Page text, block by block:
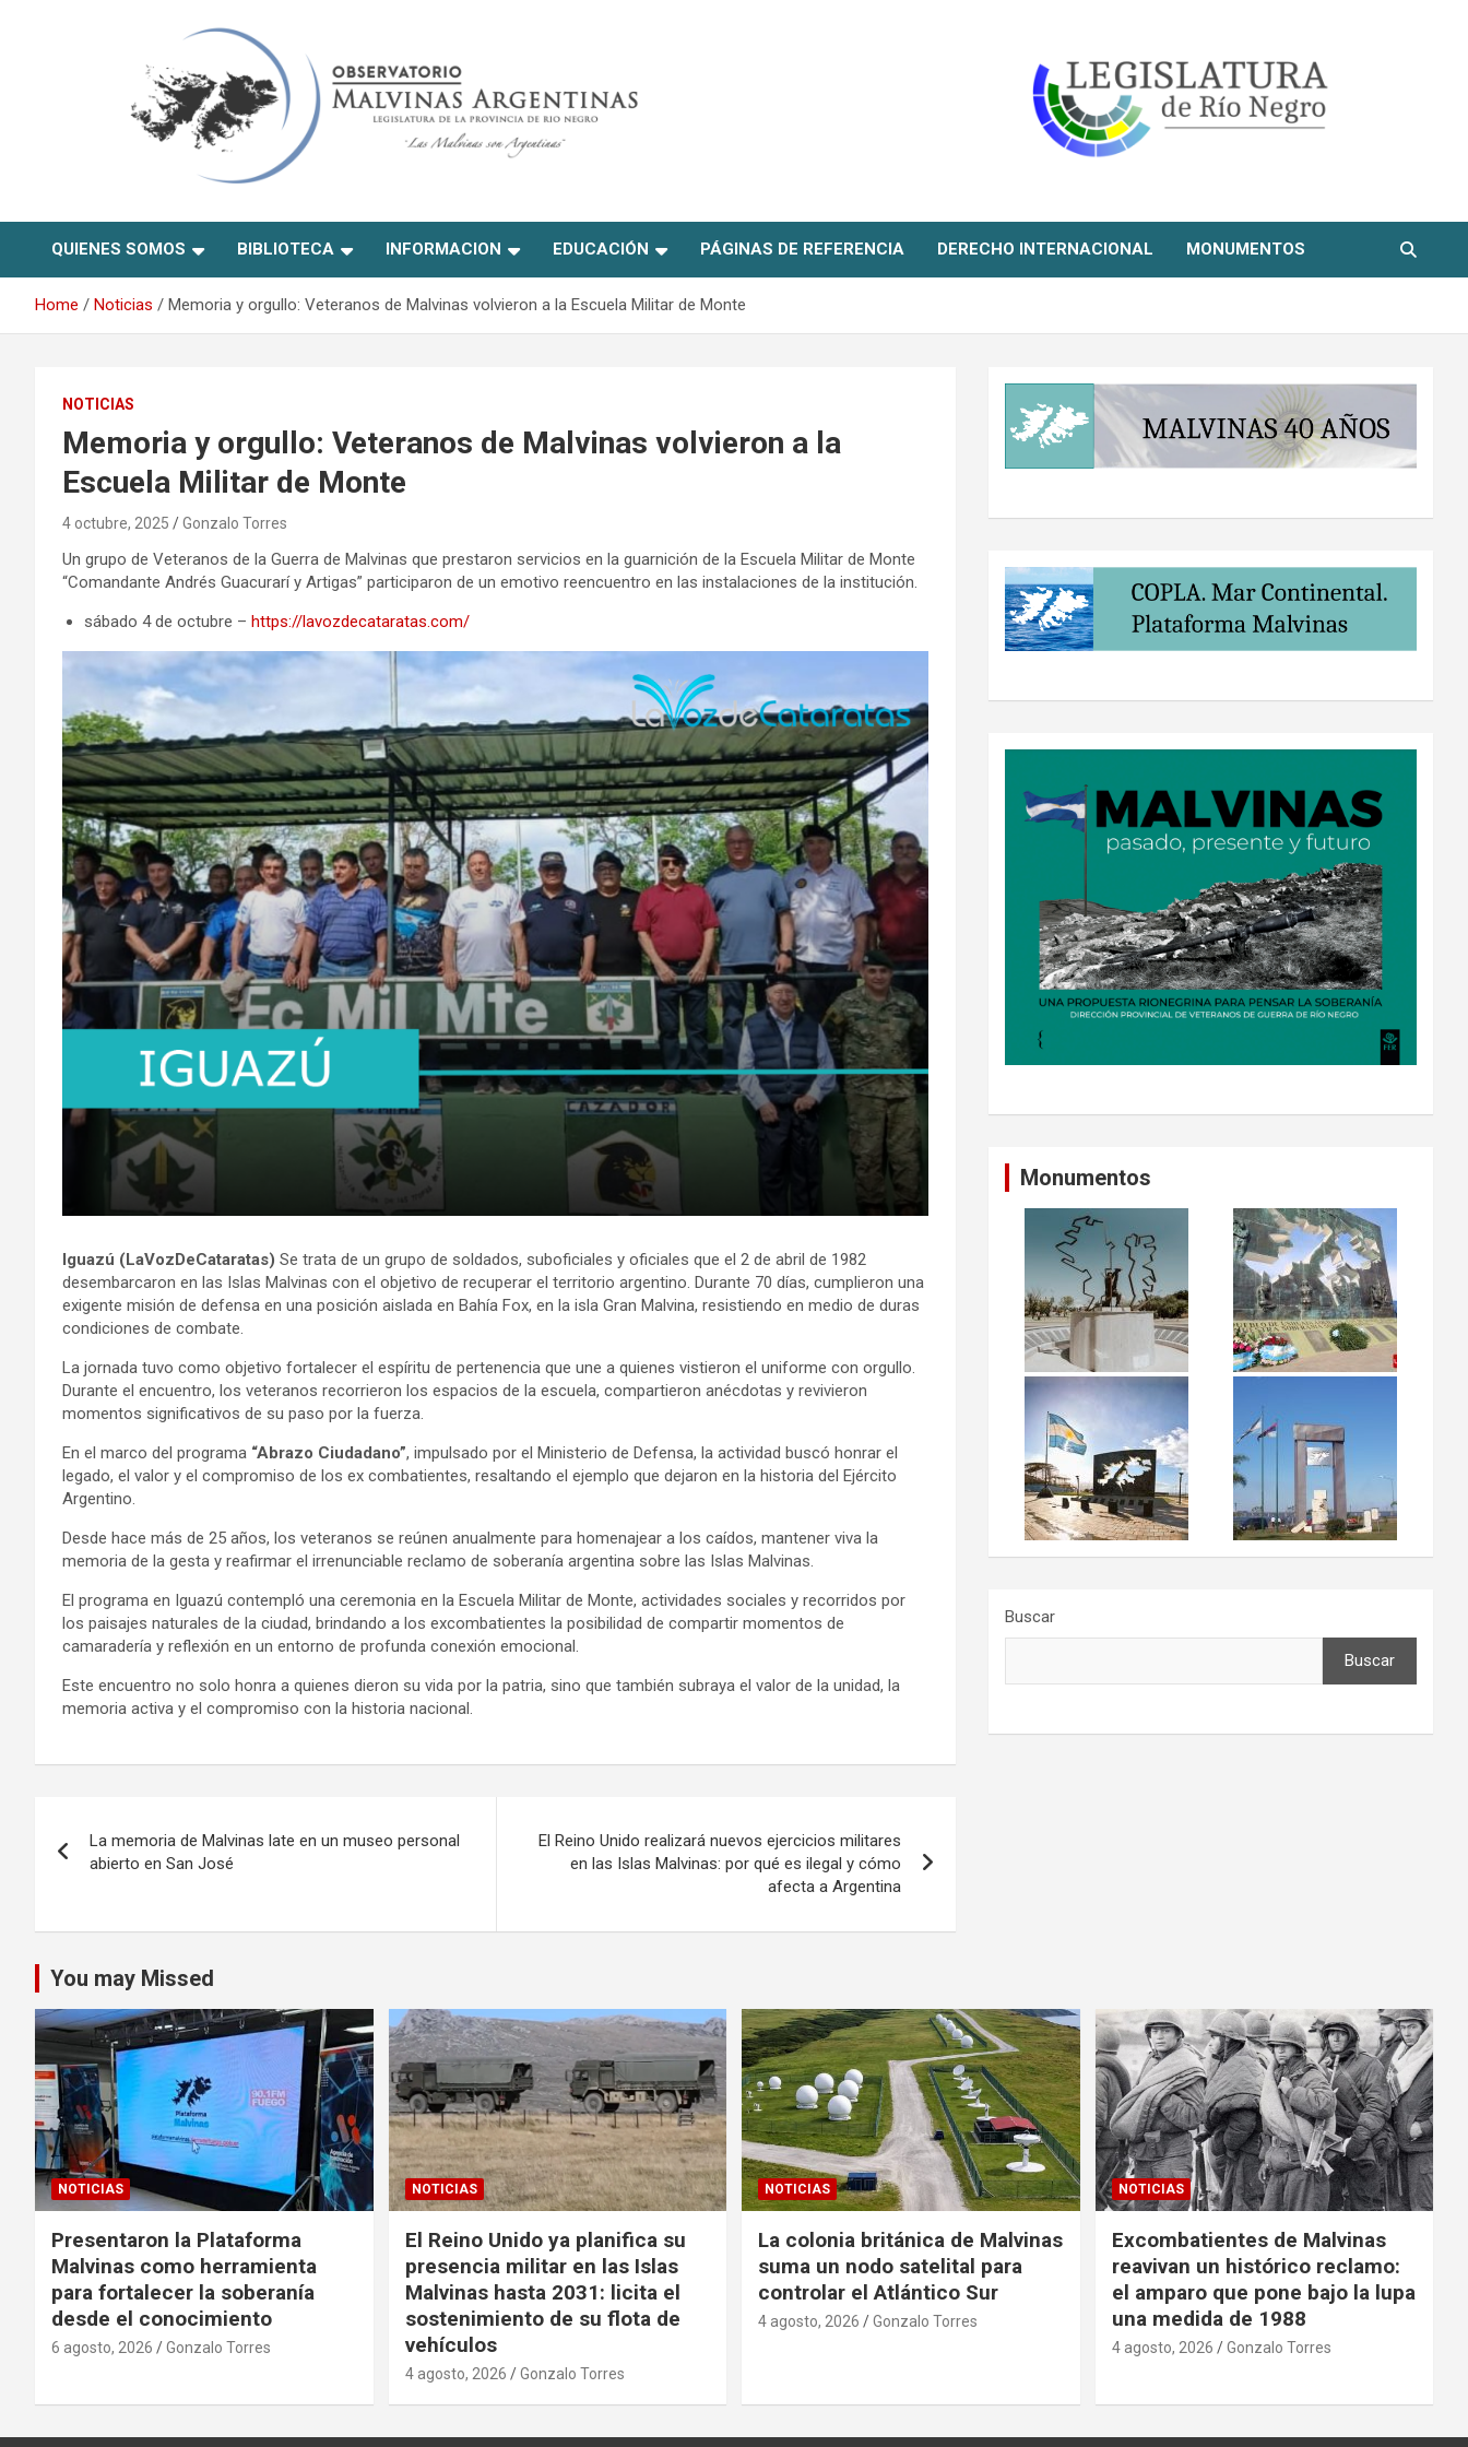
Observatorio Malvinas –
Río Negro
QUIENES SOMOS BIBLIOTECA INFORMACION EDUCACIÓN PÁGINAS DE REFERENCIA DERECHO INTERNACIONAL MONUMENTOS
Home Noticias Memoria y orgullo: Veteranos de Malvinas volvieron a la Escuela Militar de Monte
NOTICIAS
Memoria y orgullo: Veteranos de Malvinas volvieron a la
Escuela Militar de Monte
4 octubre, 2025 Gonzalo Torres
Un grupo de Veteranos de la Guerra de Malvinas que prestaron servicios en la guarnición de la Escuela Militar de Monte
“Comandante Andrés Guacurarí y Artigas” participaron de un emotivo reencuentro en las instalaciones de la institución.
sábado 4 de octubre – https://lavozdecataratas.com/
Iguazú (LaVozDeCataratas) Se trata de un grupo de soldados, suboficiales y oficiales que el 2 de abril de 1982
desembarcaron en las Islas Malvinas con el objetivo de recuperar el territorio argentino. Durante 70 días, cumplieron una
exigente misión de defensa en una posición aislada en Bahía Fox, en la isla Gran Malvina, resistiendo en medio de duras
condiciones de combate.
La jornada tuvo como objetivo fortalecer el espíritu de pertenencia que une a quienes vistieron el uniforme con orgullo.
Durante el encuentro, los veteranos recorrieron los espacios de la escuela, compartieron anécdotas y revivieron
momentos significativos de su paso por la fuerza.
En el marco del programa “Abrazo Ciudadano”, impulsado por el Ministerio de Defensa, la actividad buscó honrar el
legado, el valor y el compromiso de los ex combatientes, resaltando el ejemplo que dejaron en la historia del Ejército
Argentino.
Desde hace más de 25 años, los veteranos se reúnen anualmente para homenajear a los caídos, mantener viva la
memoria de la gesta y reafirmar el irrenunciable reclamo de soberanía argentina sobre las Islas Malvinas.
El programa en Iguazú contempló una ceremonia en la Escuela Militar de Monte, actividades sociales y recorridos por
los paisajes naturales de la ciudad, brindando a los excombatientes la posibilidad de compartir momentos de
camaradería y reflexión en un entorno de profunda conexión emocional.
Este encuentro no solo honra a quienes dieron su vida por la patria, sino que también subraya el valor de la unidad, la
memoria activa y el compromiso con la historia nacional.
de
La memoria de Malvinas late en un museo personal
abierto en San José
El Reino Unido realizará nuevos ejercicios militares
en las Islas Malvinas: por qué es ilegal y cómo
afecta a Argentina
Monumentos
Buscar
Buscar
You may Missed
NOTICIAS
Presentaron la Plataforma
Malvinas como herramienta
para fortalecer la soberanía
desde el conocimiento
6 agosto, 2026 Gonzalo Torres
NOTICIAS
El Reino Unido ya planifica su
presencia militar en las Islas
Malvinas hasta 2031: licita el
sostenimiento de su flota de
vehículos
4 agosto, 2026 Gonzalo Torres
NOTICIAS
La colonia británica de Malvinas
suma un nodo satelital para
controlar el Atlántico Sur
4 agosto, 2026 Gonzalo Torres
NOTICIAS
Excombatientes de Malvinas
reavivan un histórico reclamo:
el amparo que pone bajo la lupa
una medida de 1988
4 agosto, 2026 Gonzalo Torres